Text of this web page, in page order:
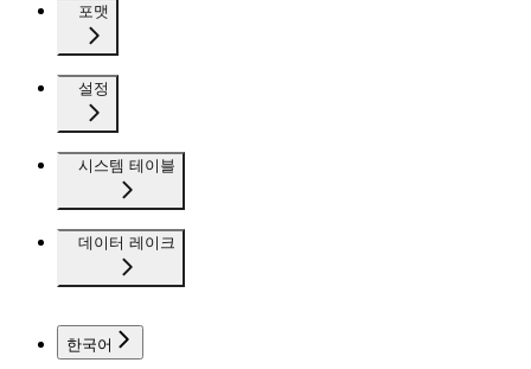
포맷
설정
시스템 테이블
데이터 레이크
한국어